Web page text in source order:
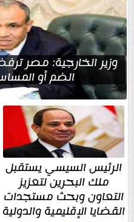
وزير الخارجية: مصر
الضم أو
الرئيس السيسي يستقبل
ملك البحرين لتعزيز
التعاون وبحث مستجدات
القضايا الإقليمية والدولية